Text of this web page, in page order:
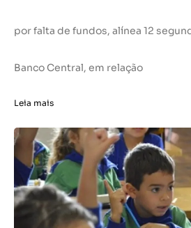
por falta de fundos, alínea 12
Banco Central, em relação
Leia mais